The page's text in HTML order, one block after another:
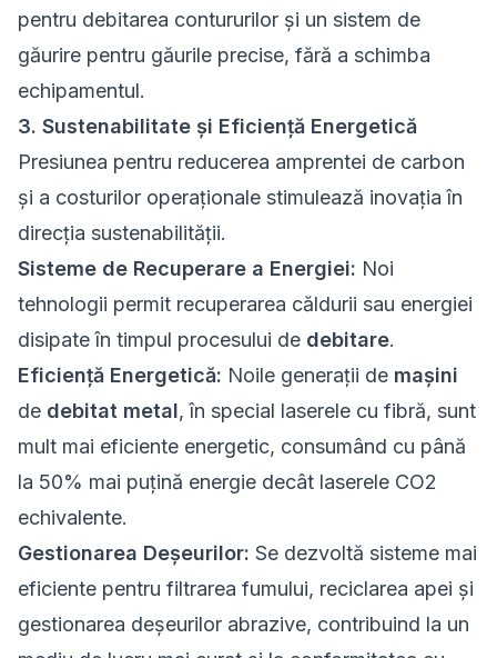
pentru debitarea contururilor și un sistem de
găurire pentru găurile precise, fără a schimba
echipamentul.
3. Sustenabilitate și Eficiență Energetică
Presiunea pentru reducerea amprentei de carbon
și a costurilor operaționale stimulează inovația în
direcția sustenabilității.
Sisteme de Recuperare a Energiei: Noi
tehnologii permit recuperarea căldurii sau energiei
disipate în timpul procesului de debitare.
Eficiență Energetică: Noile generații de mașini
de debitat metal, în special laserele cu fibră, sunt
mult mai eficiente energetic, consumând cu până
la 50% mai puțină energie decât laserele CO2
echivalente.
Gestionarea Deșeurilor: Se dezvoltă sisteme mai
eficiente pentru filtrarea fumului, reciclarea apei și
gestionarea deșeurilor abrazive, contribuind la un